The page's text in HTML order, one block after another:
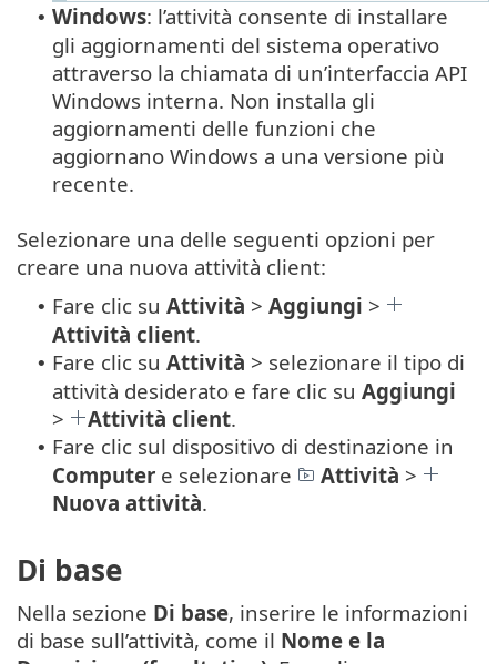
• Windows: l’attività consente di installare
gli aggiornamenti del sistema operativo
attraverso la chiamata di un’interfaccia API
Windows interna. Non installa gli
aggiornamenti delle funzioni che
aggiornano Windows a una versione più
recente.
Selezionare una delle seguenti opzioni per
creare una nuova attività client:
• Fare clic su Attività > Aggiungi >
Attività client.
• Fare clic su Attività > selezionare il tipo di
attività desiderato e fare clic su Aggiungi
>
Attività client.
• Fare clic sul dispositivo di destinazione in
Computer e selezionare Attività >
Nuova attività.
Di base
Nella sezione Di base, inserire le informazioni
di base sull’attività, come il Nome e la